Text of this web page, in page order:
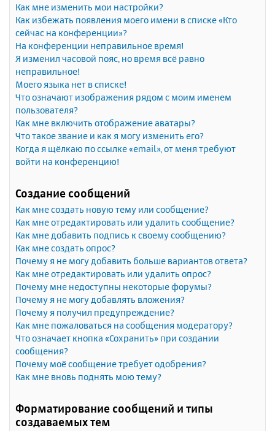
Как мне изменить мои настройки?
Как избежать появления моего имени в списке «Кто
сейчас на конференции»?
На конференции неправильное время!
Я изменил часовой пояс, но время всё равно
неправильное!
Моего языка нет в списке!
Что означают изображения рядом с моим именем
пользователя?
Как мне включить отображение аватары?
Что такое звание и как я могу изменить его?
Когда я щёлкаю по ссылке «email», от меня требуют
войти на конференцию!
Создание сообщений
Как мне создать новую тему или сообщение?
Как мне отредактировать или удалить сообщение?
Как мне добавить подпись к своему сообщению?
Как мне создать опрос?
Почему я не могу добавить больше вариантов ответа?
Как мне отредактировать или удалить опрос?
Почему мне недоступны некоторые форумы?
Почему я не могу добавлять вложения?
Почему я получил предупреждение?
Как мне пожаловаться на сообщения модератору?
Что означает кнопка «Сохранить» при создании
сообщения?
Почему моё сообщение требует одобрения?
Как мне вновь поднять мою тему?
Форматирование сообщений и типы
создаваемых тем